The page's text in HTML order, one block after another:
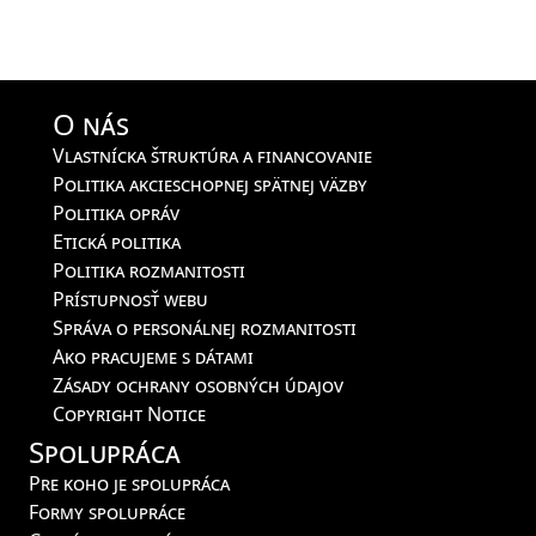
O nás
Vlastnícka štruktúra a financovanie
Politika akcieschopnej spätnej väzby
Politika opráv
Etická politika
Politika rozmanitosti
Prístupnosť webu
Správa o personálnej rozmanitosti
Ako pracujeme s dátami
Zásady ochrany osobných údajov
Copyright Notice
Spolupráca
Pre koho je spolupráca
Formy spolupráce